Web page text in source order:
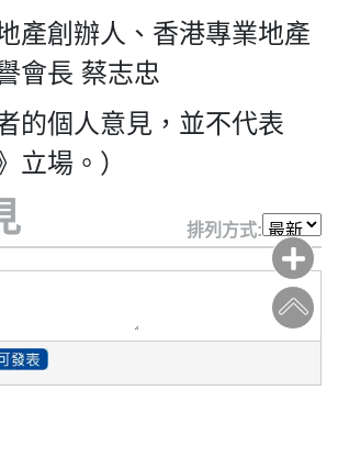
產創辦人、香港專業地產
會長 蔡志忠
的個人意見，並不代表
立場。）
排列方式: